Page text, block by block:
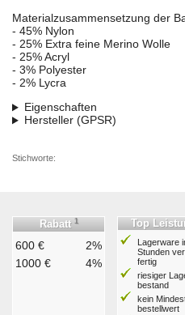
Materialzusammensetzung der
- 45% Nylon
- 25% Extra feine Merino Wolle
- 25% Acryl
- 3% Polyester
- 2% Lycra
Eigenschaften
Hersteller (GPSR)
Stichworte:
Rabatt 1
600 €
2%
1000 €
4%
Top
Lagerware
Stunden
fertig
riesiger
bestand
kein
bestell­wert